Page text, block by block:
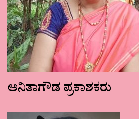
ಅನಿತಾಗೌಡ ಪ್ರಕಾಶಕರು